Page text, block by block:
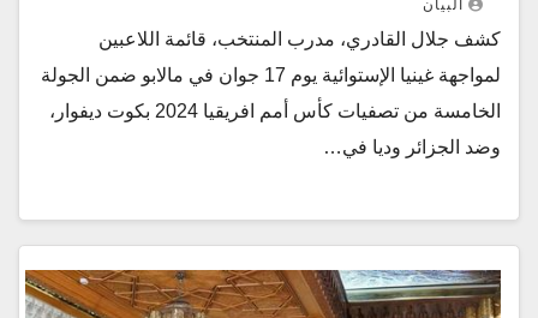
البيان
كشف جلال القادري، مدرب المنتخب، قائمة اللاعبين
لمواجهة غينيا الإستوائية يوم 17 جوان في مالابو ضمن الجولة
الخامسة من تصفيات كأس أمم افريقيا 2024 بكوت ديفوار،
وضد الجزائر وديا في…